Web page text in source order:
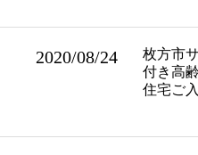
2020/08/24
枚方市
付き高
住宅ご